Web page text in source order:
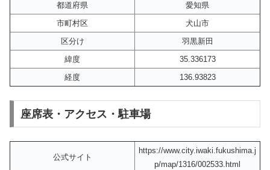
都道府県
愛知県
市町村区
犬山市
区分け
羽黒新田
緯度
35.336173
経度
136.93823
座席表・アクセス・駐車場
公式サイト
https://www.city.iwaki.fukushima.j
p/map/1316/002533.html